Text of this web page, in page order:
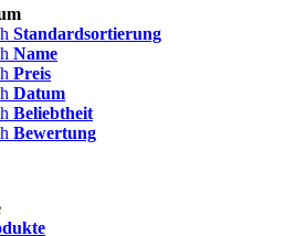
Standardsortierung
Name
Preis
Datum
Beliebtheit
Bewertung